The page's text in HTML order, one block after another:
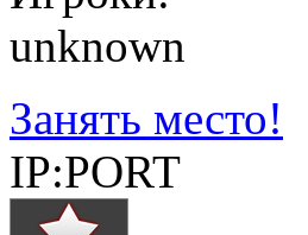
unknown
Занять место!
IP:PORT